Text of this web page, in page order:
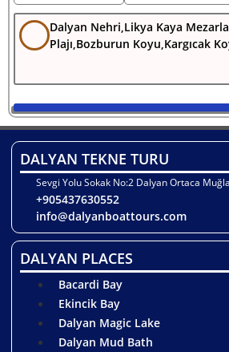
Dalyan Nehri,Likya Kaya
Plajı,Bozburun Koyu,Kargıcak
DALYAN TEKNE TURU
Sevgi Yolu Sokak No:2 Dalyan Ortaca
+905437630552
info@dalyanboattours.com
DALYAN PLACES
Bacardi Bay
Ekincik Bay
Dalyan Magic Lake
Dalyan Mud Bath